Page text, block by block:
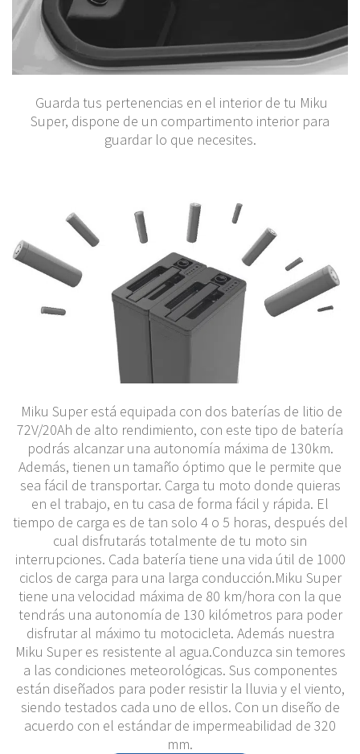
Guarda tus pertenencias en el interior de tu Miku
Super, dispone de un compartimento interior para
guardar lo que necesites.
Miku Super está equipada con dos baterías de litio de
72V/20Ah de alto rendimiento, con este tipo de batería
podrás alcanzar una autonomía máxima de 130km.
Además, tienen un tamaño óptimo que le permite que
sea fácil de transportar. Carga tu moto donde quieras
en el trabajo, en tu casa de forma fácil y rápida. El
tiempo de carga es de tan solo 4 o 5 horas, después del
cual disfrutarás totalmente de tu moto sin
interrupciones. Cada batería tiene una vida útil de 1000
ciclos de carga para una larga conducción.Miku Super
tiene una velocidad máxima de 80 km/hora con la que
tendrás una autonomía de 130 kilómetros para poder
disfrutar al máximo tu motocicleta. Además nuestra
Miku Super es resistente al agua.Conduzca sin temores
a las condiciones meteorológicas. Sus componentes
están diseñados para poder resistir la lluvia y el viento,
siendo testados cada uno de ellos. Con un diseño de
acuerdo con el estándar de impermeabilidad de 320
mm.